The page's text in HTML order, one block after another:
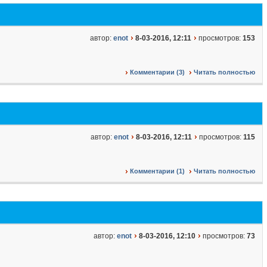
автор: enot 8-03-2016, 12:11 просмотров: 153
Комментарии (3) Читать полностью
автор: enot 8-03-2016, 12:11 просмотров: 115
Комментарии (1) Читать полностью
автор: enot 8-03-2016, 12:10 просмотров: 73